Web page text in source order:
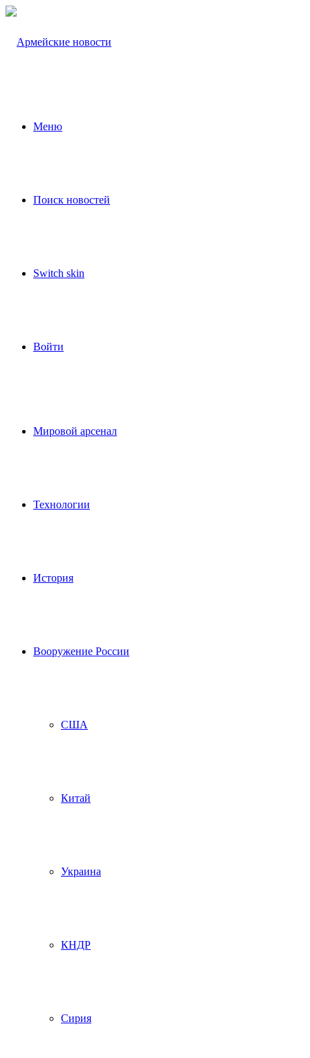
Меню
Поиск новостей
Switch skin
Войти
Мировой арсенал
Технологии
История
Вооружение России
США
Китай
Украина
КНДР
Сирия